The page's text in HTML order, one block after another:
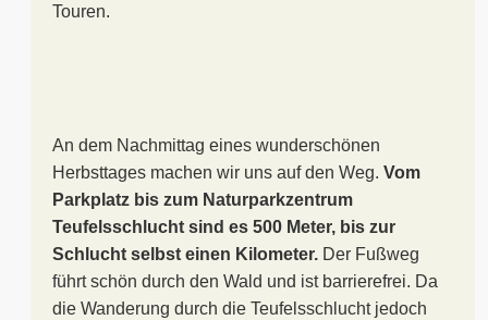
Touren.
An dem Nachmittag eines wunderschönen
Herbsttages machen wir uns auf den Weg. Vom
Parkplatz bis zum Naturparkzentrum
Teufelsschlucht sind es 500 Meter, bis zur
Schlucht selbst einen Kilometer. Der Fußweg
führt schön durch den Wald und ist barrierefrei. Da
die Wanderung durch die Teufelsschlucht jedoch